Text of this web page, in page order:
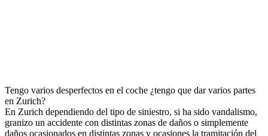
Tengo varios desperfectos en el coche ¿tengo que dar varios partes
en Zurich?
En Zurich dependiendo del tipo de siniestro, si ha sido vandalismo,
granizo un accidente con distintas zonas de daños o simplemente
daños ocasionados en distintas zonas y ocasiones la tramitación del